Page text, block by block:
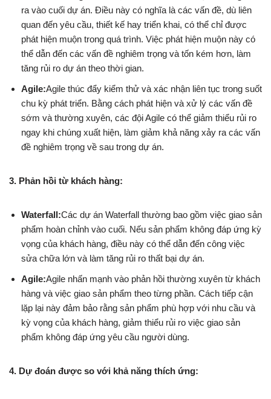
ra vào cuối dự án. Điều này có nghĩa là các vấn đề, dù liên
quan đến yêu cầu, thiết kế hay triển khai, có thể chỉ được
phát hiện muộn trong quá trình. Việc phát hiện muộn này có
thể dẫn đến các vấn đề nghiêm trọng và tốn kém hơn, làm
tăng rủi ro dự án theo thời gian.
Agile:Agile thúc đẩy kiểm thử và xác nhận liên tục trong suốt
chu kỳ phát triển. Bằng cách phát hiện và xử lý các vấn đề
sớm và thường xuyên, các đội Agile có thể giảm thiểu rủi ro
ngay khi chúng xuất hiện, làm giảm khả năng xảy ra các vấn
đề nghiêm trọng về sau trong dự án.
3. Phản hồi từ khách hàng:
Waterfall:Các dự án Waterfall thường bao gồm việc giao sản
phẩm hoàn chỉnh vào cuối. Nếu sản phẩm không đáp ứng kỳ
vọng của khách hàng, điều này có thể dẫn đến công việc
sửa chữa lớn và làm tăng rủi ro thất bại dự án.
Agile:Agile nhấn mạnh vào phản hồi thường xuyên từ khách
hàng và việc giao sản phẩm theo từng phần. Cách tiếp cận
lặp lại này đảm bảo rằng sản phẩm phù hợp với nhu cầu và
kỳ vọng của khách hàng, giảm thiểu rủi ro việc giao sản
phẩm không đáp ứng yêu cầu người dùng.
4. Dự đoán được so với khả năng thích ứng: